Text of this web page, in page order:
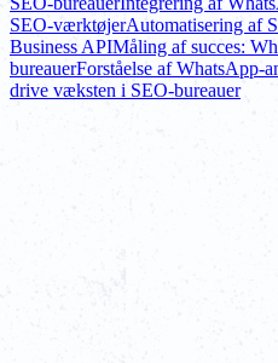
SEO-værktøjerAutomatisering af
Business APIMåling af succes:
bureauerForståelse af WhatsApp-
drive væksten i SEO-bureauer